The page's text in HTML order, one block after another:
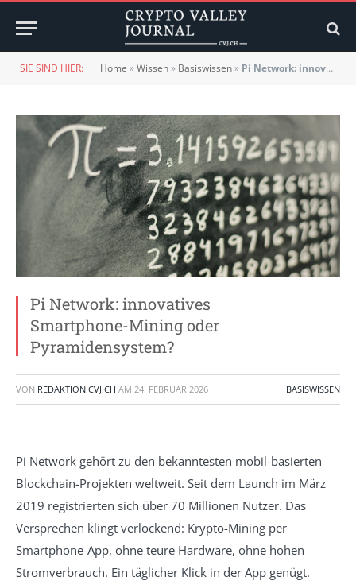
SIE SIND HIER: Home »Wissen» Basiswissen» Pi Network: innovatives Smartphone-Mining oder Pyramidensystem?
Pi Network: innovatives
Smartphone-Mining oder
Pyramidensystem?
VON REDAKTION CVJ.CH AM 24. FEBRUAR 2026 BASISWISSEN
Pi Network gehört zu den bekanntesten mobil-basierten
Blockchain-Projekten weltweit. Seit dem Launch im März
2019 registrierten sich über 70 Millionen Nutzer. Das
Versprechen klingt verlockend: Krypto-Mining per
Smartphone-App, ohne teure Hardware, ohne hohen
Stromverbrauch. Ein täglicher Klick in der App genügt.